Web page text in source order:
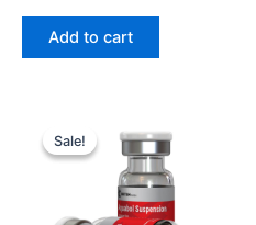
Add to cart
Sale!
Sale!price
was:
51,70 €.
price
is:
43,08 €.